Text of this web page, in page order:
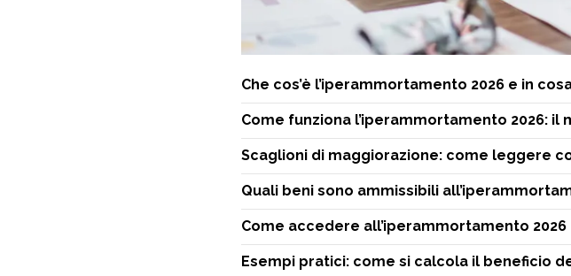
Che cos’è l’iperammortamento 2026 e in
Come funziona l’iperammortamento 2026:
Scaglioni di maggiorazione: come leggere
Quali beni sono ammissibili
Come accedere all’iperammortamento 2026
Esempi pratici: come si calcola il beneficio